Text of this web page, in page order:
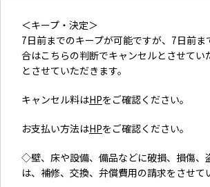
＜キープ・決定＞
7日前までのキープが可能ですが、7日前ま
合はこちらの判断でキャンセルとさせてい
とさせていただきます。
キャンセル料はHPをご確認ください。
お支払い方法はHPをご確認ください。
◇壁、床や設備、備品などに破損、損傷、
は、補修、交換、弁償費用の請求をさせて